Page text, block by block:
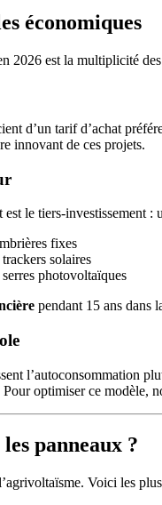
économiques
2026 est la multiplicité
d’un tarif d’achat
innovant de ces projets.
le tiers-investissement
fixes
solaires
photovoltaïques
pendant 15 ans dans
l’autoconsommation
optimiser ce modèle,
panneaux ?
Voici les